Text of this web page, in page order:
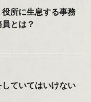
役所に生息する事務
とは？
ていてはいけない